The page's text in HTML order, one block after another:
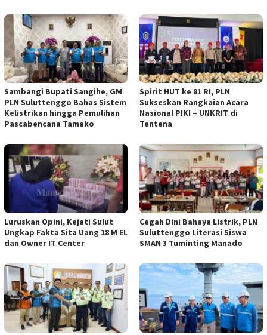
Sambangi Bupati Sangihe, GM
PLN Suluttenggo Bahas Sistem
Kelistrikan hingga Pemulihan
Pascabencana Tamako
Spirit HUT ke 81 RI, PLN
Sukseskan Rangkaian Acara
Nasional PIKI – UNKRIT di
Tentena
Luruskan Opini, Kejati Sulut
Ungkap Fakta Sita Uang 18 M EL
dan Owner IT Center
Cegah Dini Bahaya Listrik, PLN
Suluttenggo Literasi Siswa
SMAN 3 Tuminting Manado